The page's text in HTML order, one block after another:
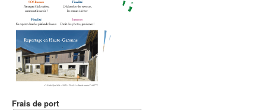
Frais de port